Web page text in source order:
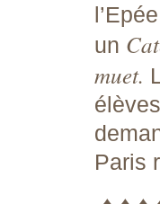
un
muet.
Paris